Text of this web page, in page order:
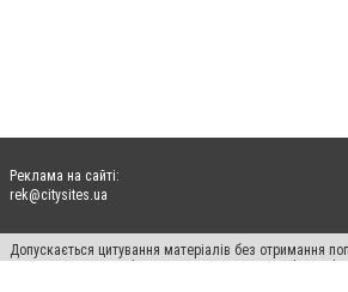
Реклама на сайті:
rek@citysites.ua
Допускається цитування матеріалів без отримання
пошукових систем гіперпосилання на цитовані